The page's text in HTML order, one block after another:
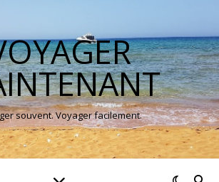
souvent. Voyager facilement.